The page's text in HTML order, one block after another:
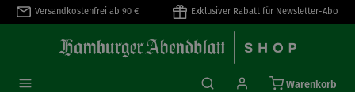
springen
Versandkostenfrei ab 90 € Exklusiver Rabatt für Newsletter-Abo
Warenkorb